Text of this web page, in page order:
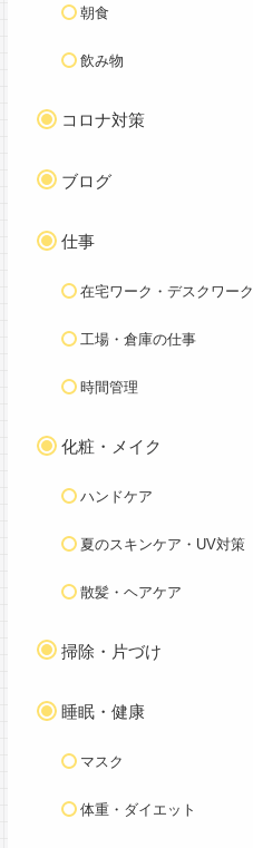
朝食
飲み物
コロナ対策
ブログ
仕事
在宅ワーク・デスクワーク
工場・倉庫の仕事
時間管理
化粧・メイク
ハンドケア
夏のスキンケア・UV対策
散髪・ヘアケア
掃除・片づけ
睡眠・健康
マスク
体重・ダイエット